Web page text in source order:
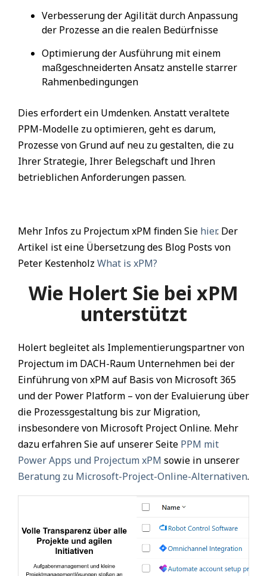
Verbesserung der Agilität durch Anpassung
der Prozesse an die realen Bedürfnisse
Optimierung der Ausführung mit einem
maßgeschneiderten Ansatz anstelle starrer
Rahmenbedingungen
Dies erfordert ein Umdenken. Anstatt veraltete
PPM-Modelle zu optimieren, geht es darum,
Prozesse von Grund auf neu zu gestalten, die zu
Ihrer Strategie, Ihrer Belegschaft und Ihren
betrieblichen Anforderungen passen.
Mehr Infos zu Projectum xPM finden Sie hier. Der
Artikel ist eine Übersetzung des Blog Posts von
Peter Kestenholz What is xPM?
Wie Holert Sie bei xPM
unterstützt
Holert begleitet als Implementierungspartner von
Projectum im DACH-Raum Unternehmen bei der
Einführung von xPM auf Basis von Microsoft 365
und der Power Platform – von der Evaluierung über
die Prozessgestaltung bis zur Migration,
insbesondere von Microsoft Project Online. Mehr
dazu erfahren Sie auf unserer Seite PPM mit
Power Apps und Projectum xPM sowie in unserer
Beratung zu Microsoft-Project-Online-Alternativen.